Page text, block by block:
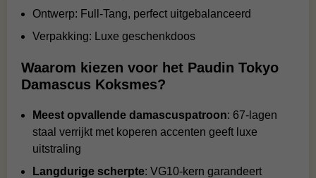
Ontwerp: Full‑Tang, perfect uitgebalanceerd
Verpakking: Luxe geschenkdoos
Waarom kiezen voor het Paudin Tokyo
Damascus Koksmes?
Meest opvallende damascuspatroon: 67-lagen
staal verrijkt met koperen accenten geeft luxe
uitstraling
Langdurige scherpte: VG10-kern garandeert